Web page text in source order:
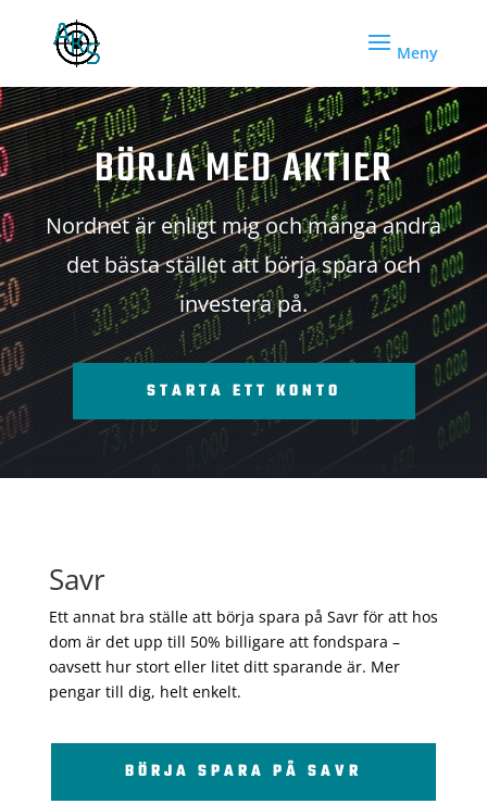
BÖRJA MED AKTIER
Nordnet är enligt mig och många andra
det bästa stället att börja spara och
investera på.
STARTA ETT KONTO
Savr
Ett annat bra ställe att börja spara på Savr för att hos
dom är det upp till 50% billigare att fondspara –
oavsett hur stort eller litet ditt sparande är. Mer
pengar till dig, helt enkelt.
BÖRJA SPARA PÅ SAVR